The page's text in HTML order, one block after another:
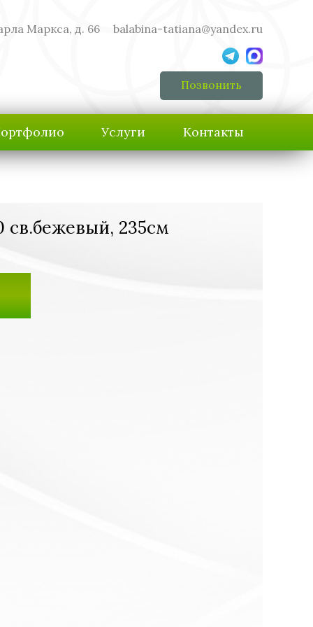
Маркса, д. 66 balabina-tatiana@yandex.ru
Позвонить
Услуги Контакты
св.бежевый, 235см